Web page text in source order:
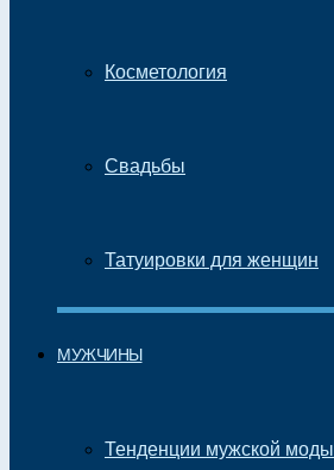
Косметология
Свадьбы
Татуировки для женщин
МУЖЧИНЫ
Тенденции мужской моды